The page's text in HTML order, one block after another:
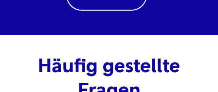
Häufig gestellte